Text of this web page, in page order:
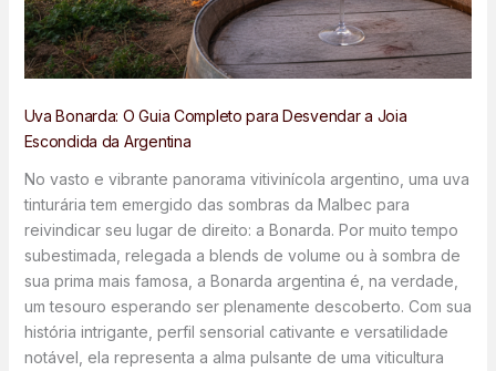
Uva Bonarda: O Guia Completo para Desvendar a Joia
Escondida da Argentina
No vasto e vibrante panorama vitivinícola argentino, uma uva
tinturária tem emergido das sombras da Malbec para
reivindicar seu lugar de direito: a Bonarda. Por muito tempo
subestimada, relegada a blends de volume ou à sombra de
sua prima mais famosa, a Bonarda argentina é, na verdade,
um tesouro esperando ser plenamente descoberto. Com sua
história intrigante, perfil sensorial cativante e versatilidade
notável, ela representa a alma pulsante de uma viticultura